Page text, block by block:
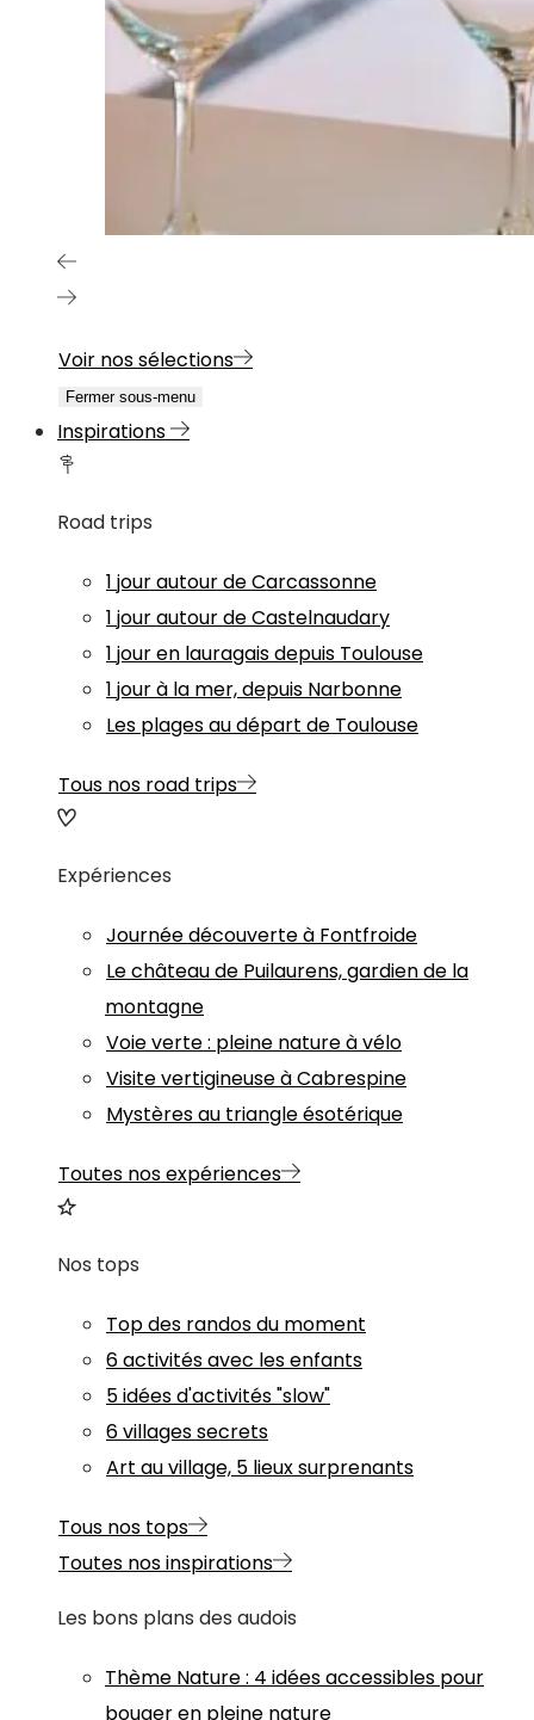
Voir nos sélections
Fermer sous-menu
Inspirations
Road trips
1 jour autour de Carcassonne
1 jour autour de Castelnaudary
1 jour en lauragais depuis Toulouse
1 jour à la mer, depuis Narbonne
Les plages au départ de Toulouse
Tous nos road trips
Expériences
Journée découverte à Fontfroide
Le château de Puilaurens, gardien de la
montagne
Voie verte : pleine nature à vélo
Visite vertigineuse à Cabrespine
Mystères au triangle ésotérique
Toutes nos expériences
Nos tops
Top des randos du moment
6 activités avec les enfants
5 idées d'activités "slow"
6 villages secrets
Art au village, 5 lieux surprenants
Tous nos tops
Toutes nos inspirations
Les bons plans des audois
Thème Nature: 4 idées accessibles pour
bouger en pleine nature